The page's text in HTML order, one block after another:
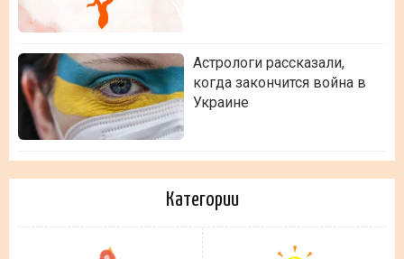
Астрологи рассказали,
когда закончится война в
Украине
Категории